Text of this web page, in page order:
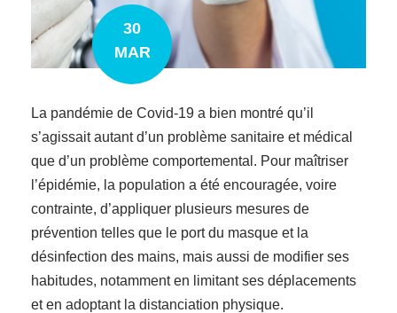
30
MAR
La pandémie de Covid-19 a bien montré qu’il
s’agissait autant d’un problème sanitaire et médical
que d’un problème comportemental. Pour maîtriser
l’épidémie, la population a été encouragée, voire
contrainte, d’appliquer plusieurs mesures de
prévention telles que le port du masque et la
désinfection des mains, mais aussi de modifier ses
habitudes, notamment en limitant ses déplacements
et en adoptant la distanciation physique.